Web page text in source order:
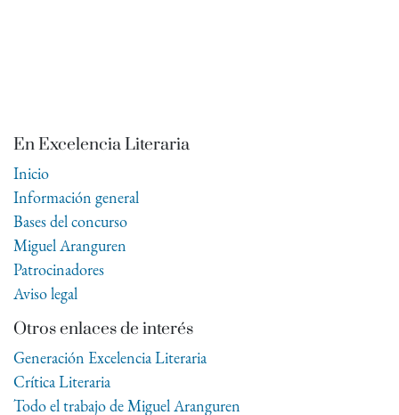
En Excelencia Literaria
Inicio
Información general
Bases del concurso
Miguel Aranguren
Patrocinadores
Aviso legal
Otros enlaces de interés
Generación Excelencia Literaria
Crítica Literaria
Todo el trabajo de Miguel Aranguren